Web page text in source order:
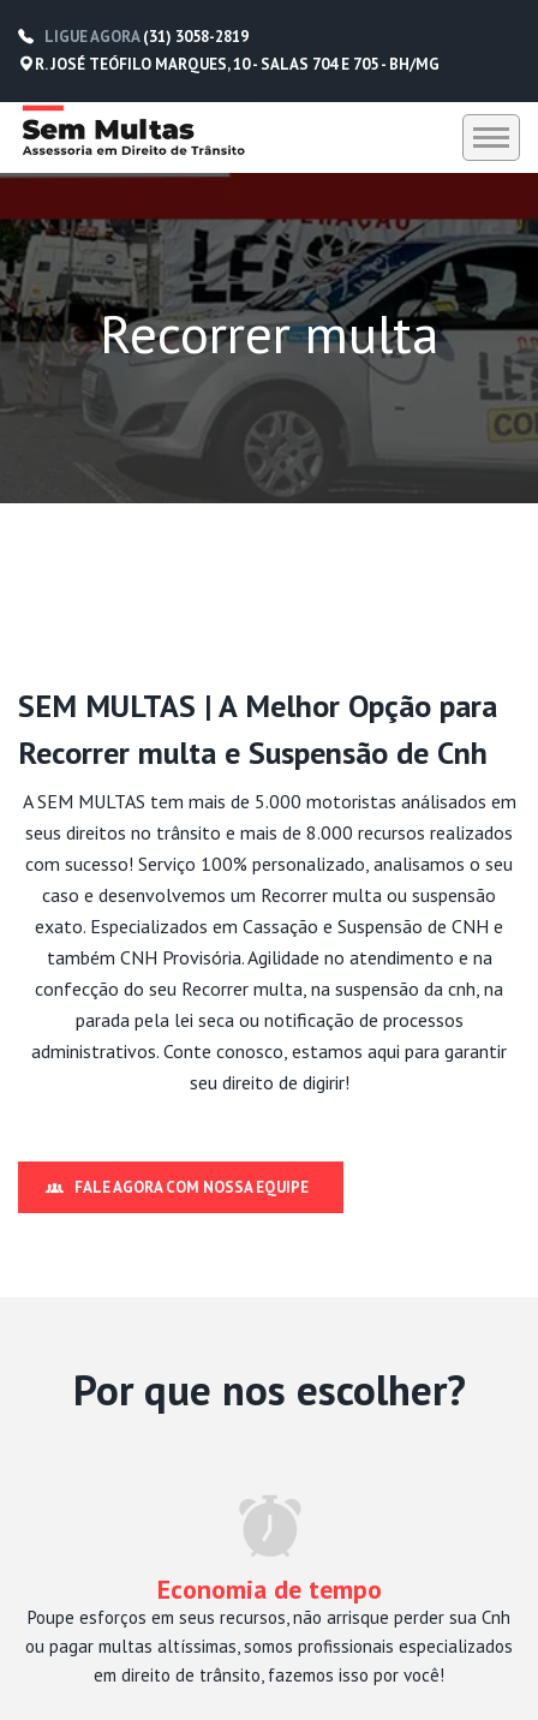
LIGUE AGORA(31) 3058-2819
R. JOSÉ TEÓFILO MARQUES, 10 - SALAS 704 E 705 - BH/MG
SEM MULTAS
DEPOIMENTOS
CONTATO
(31) 3058-2819
(31) 98229-5662
Recorrer multa
SEM MULTAS | A Melhor Opção para
Recorrer multa e Suspensão de Cnh
A SEM MULTAS tem mais de 5.000 motoristas análisados em
seus direitos no trânsito e mais de 8.000 recursos realizados
com sucesso! Serviço 100% personalizado, analisamos o seu
caso e desenvolvemos um Recorrer multa ou suspensão
exato. Especializados em Cassação e Suspensão de CNH e
também CNH Provisória. Agilidade no atendimento e na
confecção do seu Recorrer multa, na suspensão da cnh, na
parada pela lei seca ou notificação de processos
administrativos. Conte conosco, estamos aqui para garantir
seu direito de digirir!
FALE AGORA COM NOSSA EQUIPE
Por que nos escolher?
Economia de tempo
Poupe esforços em seus recursos, não arrisque perder sua Cnh
ou pagar multas altíssimas, somos profissionais especializados
em direito de trânsito, fazemos isso por você!